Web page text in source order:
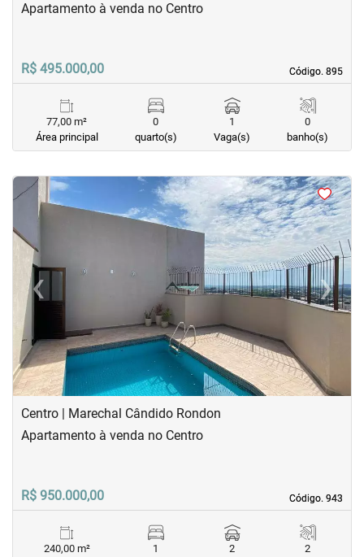
Código. 895
Código. 895
Apartamento à venda no Centro
R$ 495.000,00
77,00 m²
Área principal
0
quarto(s)
1
Vaga(s)
0
banho(s)
< <<<
‹Previous ›Next
Centro | Marechal Cândido Rondon
Código. 943
Código. 943
Apartamento à venda no Centro
R$ 950.000,00
240,00 m²
1
2
2